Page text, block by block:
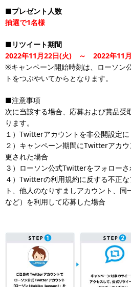
■プレゼント人数
抽選で1名様
■リツイート期間
2022年11月22日(火) ～ 2022年11
※キャンペーン開始時刻は、ローソン
トをつぶやいてからとなります。
■注意事項
次に当該する場合、応募および賞品受
ります。
１）Twitterアカウントを非公開設定
２）キャンペーン期間にTwitterアカ
更された場合
３）ローソン公式Twitterをフォロー
４）Twitterの利用規約に反する不正
ト、他人のなりすましアカウント、同
など）を利用して応募した場合